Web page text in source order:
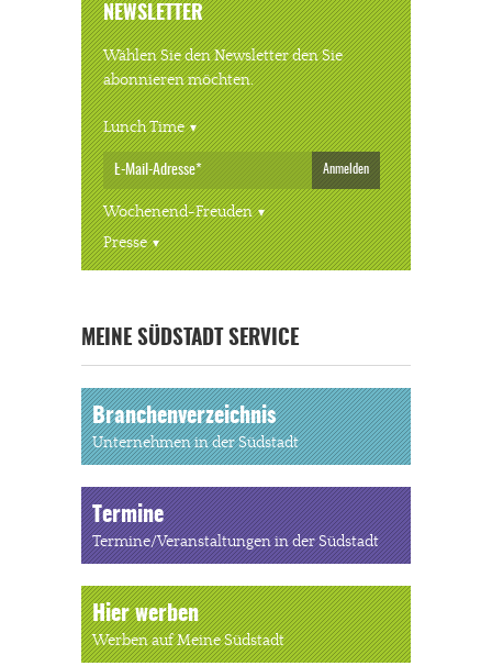
« ALLE VERANSTALTUNGEN
NEWSLETTER
Wählen Sie den Newsletter den Sie
abonnieren möchten.
Lunch Time
Anmelden
Wochenend-Freuden
Presse
MEINE SÜDSTADT SERVICE
Branchenverzeichnis
Unternehmen in der Südstadt
Termine
Termine/Veranstaltungen in der Südstadt
Hier werben
Werben auf Meine Südstadt